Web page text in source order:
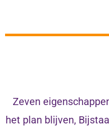
Zeven
het plan blijven,